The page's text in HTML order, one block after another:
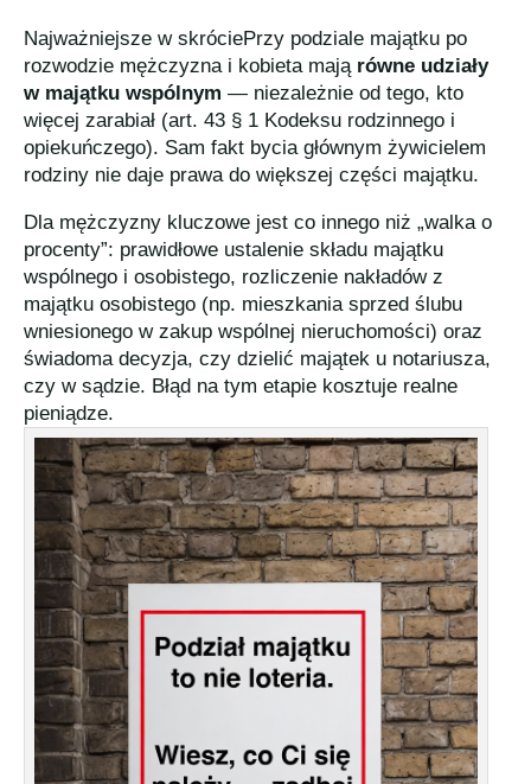
Najważniejsze w skróciePrzy podziale majątku po
rozwodzie mężczyzna i kobieta mają równe udziały
w majątku wspólnym — niezależnie od tego, kto
więcej zarabiał (art. 43 § 1 Kodeksu rodzinnego i
opiekuńczego). Sam fakt bycia głównym żywicielem
rodziny nie daje prawa do większej części majątku.
Dla mężczyzny kluczowe jest co innego niż „walka o
procenty”: prawidłowe ustalenie składu majątku
wspólnego i osobistego, rozliczenie nakładów z
majątku osobistego (np. mieszkania sprzed ślubu
wniesionego w zakup wspólnej nieruchomości) oraz
świadoma decyzja, czy dzielić majątek u notariusza,
czy w sądzie. Błąd na tym etapie kosztuje realne
pieniądze.